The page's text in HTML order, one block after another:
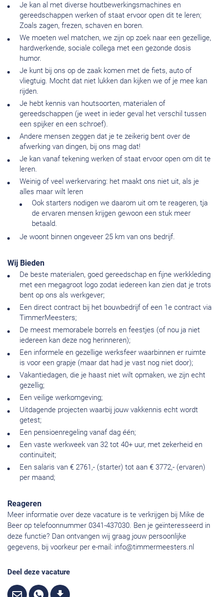
Je kan al met diverse houtbewerkingsmachines en
gereedschappen werken of staat ervoor open dit te leren;
Zoals zagen, frezen, schaven en boren.
We moeten wel matchen, we zijn op zoek naar een gezellige,
hardwerkende, sociale collega met een gezonde dosis
humor.
Je kunt bij ons op de zaak komen met de fiets, auto of
vliegtuig. Mocht dat niet lukken dan kijken we of je mee kan
rijden.
Je hebt kennis van houtsoorten, materialen of
gereedschappen (je weet in ieder geval het verschil tussen
een spijker en een schroef).
Andere mensen zeggen dat je te zeikerig bent over de
afwerking van dingen, bij ons mag dat!
Je kan vanaf tekening werken of staat ervoor open om dit te
leren.
Weinig of veel werkervaring: het maakt ons niet uit, als je
alles maar wilt leren
Ook starters nodigen we daarom uit om te reageren, tja
de ervaren mensen krijgen gewoon een stuk meer
betaald.
Je woont binnen ongeveer 25 km van ons bedrijf.
Wij Bieden
De beste materialen, goed gereedschap en fijne werkkleding
met een megagroot logo zodat iedereen kan zien dat je trots
bent op ons als werkgever;
Een direct contract bij het bouwbedrijf of een 1e contract via
TimmerMeesters;
De meest memorabele borrels en feestjes (of nou ja niet
iedereen kan deze nog herinneren);
Een informele en gezellige werksfeer waarbinnen er ruimte
is voor een grapje (maar dat had je vast nog niet door);
Vakantiedagen, die je haast niet wilt opmaken, we zijn echt
gezellig;
Een veilige werkomgeving;
Uitdagende projecten waarbij jouw vakkennis echt wordt
getest;
Een pensioenregeling vanaf dag één;
Een vaste werkweek van 32 tot 40+ uur, met zekerheid en
continuïteit;
Een salaris van € 2761,- (starter) tot aan € 3772,- (ervaren)
per maand;
Reageren
Meer informatie over deze vacature is te verkrijgen bij Mike de
Beer op telefoonnummer 0341-437030. Ben je geïnteresseerd in
deze functie? Dan ontvangen wij graag jouw persoonlijke
gegevens, bij voorkeur per e-mail: info@timmermeesters.nl
Deel deze vacature